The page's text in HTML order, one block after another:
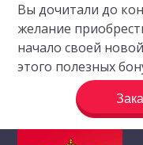
Вы дочитали до
желание
начало своей
этого полезных